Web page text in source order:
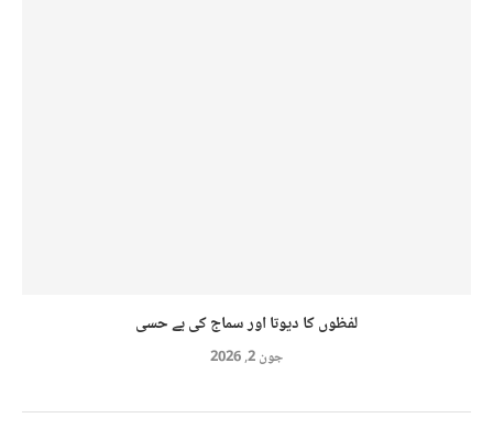
لفظوں کا دیوتا اور سماج کی بے حسی
جون 2, 2026